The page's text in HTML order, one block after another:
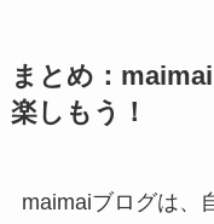
まとめ：
楽しもう！
maimaiブログは、